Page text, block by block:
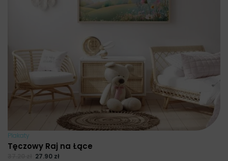
Plakaty
Tęczowy Raj na Łące
27.90 zł